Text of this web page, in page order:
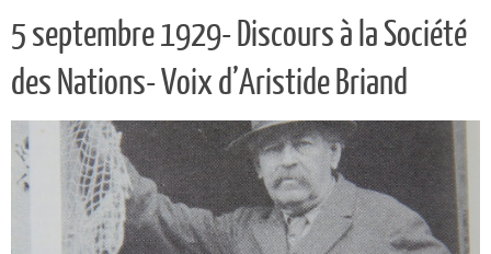
5 septembre 1929- Discours à la Société
des Nations- Voix d’Aristide Briand